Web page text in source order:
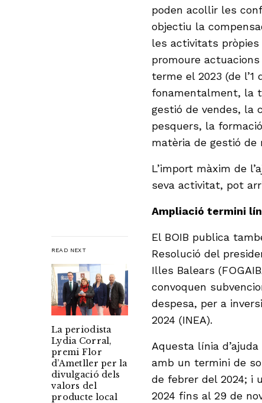
READ NEXT
La periodista
Lydia Corral,
premi Flor
d’Ametller per la
divulgació dels
valors del
producte local
poden acollir les
objectiu la
les activitats
promoure
terme el 2023 (de
fonamentalment, la
gestió de vendes, la
pesquers, la
matèria de gestió de
L’import màxim de
seva activitat, pot
Ampliació termini
El BOIB publica
Resolució del
Illes Balears
convoquen
despesa, per a
2024 (INEA).
Aquesta línia
amb un termini de
de febrer del 2024; i
2024 fins al 29 de